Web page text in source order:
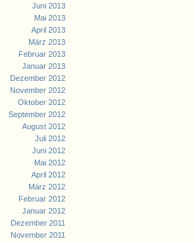
Juni 2013
Mai 2013
April 2013
März 2013
Februar 2013
Januar 2013
Dezember 2012
November 2012
Oktober 2012
September 2012
August 2012
Juli 2012
Juni 2012
Mai 2012
April 2012
März 2012
Februar 2012
Januar 2012
Dezember 2011
November 2011